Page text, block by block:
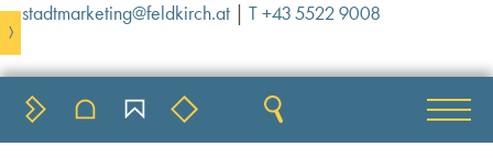
stadtmarketing@feldkirch.at
T +43 5522 9008